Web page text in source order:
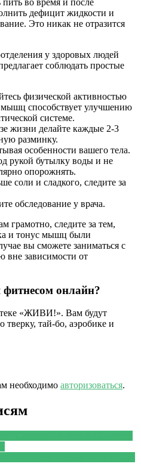
дефицит жидкости и
Это никак не отразится
у здоровых людей
соблюдать простые
физической активностью
способствует улучшению
системе.
жизни делайте каждые 2-3
разминку.
особенности вашего тела.
рукой бутылку воды и не
опорожнять.
соли и сладкого, следите за
обследование у врача.
грамотно, следите за тем,
и тонус мышц были
вы сможете заниматься с
вне зависимости от
фитнесом онлайн?
«ЖИВИ!». Вам будут
тверку, тай-бо, аэробике и
необходимо авторизоваться.